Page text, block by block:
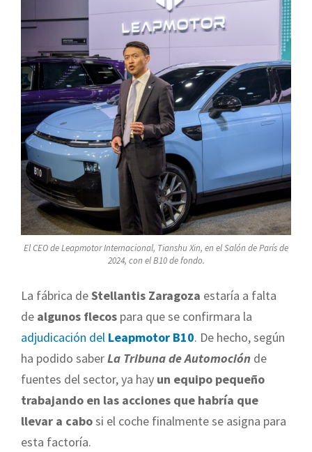
El CEO de Leapmotor Internacional, Tianshu Xin, en el Salón de París de
2024, con el B10 de fondo.
La fábrica deStellantis Zaragoza estaría a falta
de algunos flecos para que se confirmara la
adjudicación del Leapmotor B10. De hecho, según
ha podido saberLa Tribuna de Automoción de
fuentes del sector, ya hay un equipo pequeño
trabajando en las acciones que habría que
llevar a cabosi el coche finalmente se asigna para
esta factoría.